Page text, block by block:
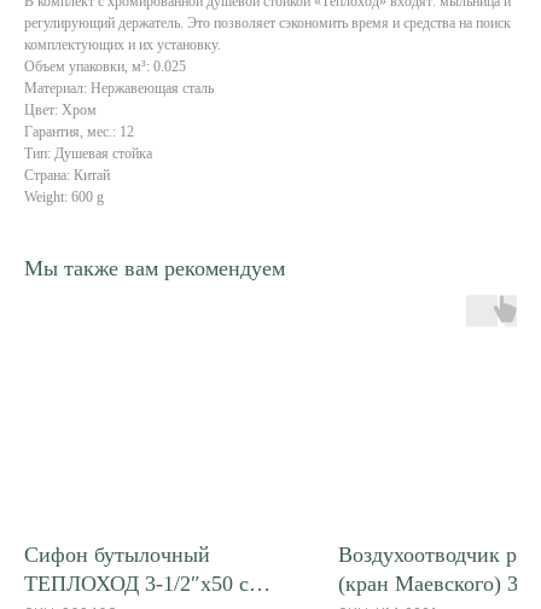
регулирующий держатель. Это позволяет сэкономить время и средства на поиск
комплектующих и их установку.
Объем упаковки, м³: 0.025
Материал: Нержавеющая сталь
Цвет: Хром
Гарантия, мес.: 12
Тип: Душевая стойка
Страна: Китай
Weight: 600 g
Мы также вам рекомендуем
Сифон бутылочный
ТЕПЛОХОД 3-1/2″х50 с
Воздухоотводчик
(кран Маевского) 3/
О бренде +7 (3012) 37-19-56
office@stm01.ru
Продукция